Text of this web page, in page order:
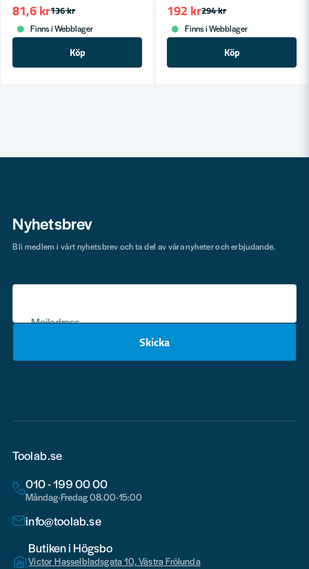
136 kr
81,6 kr
Finns i Webblager
Köp
294 kr
192 kr
Finns i Webblager
Köp
Nyhetsbrev
Mejladress
Skicka
Bli medlem i vårt nyhetsbrev och ta del av våra nyheter och erbjudande.
Toolab.se
010 - 199 00 00
Måndag-Fredag 08.00-15:00
info@toolab.se
Butiken i Högsbo
Victor Hasselbladsgata 10, Västra Frölunda